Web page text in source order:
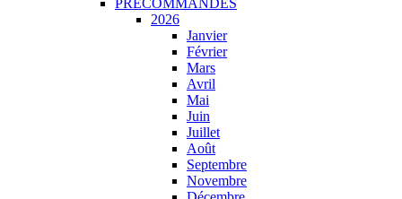
PRECOMMANDES
2026
Janvier
Février
Mars
Avril
Mai
Juin
Juillet
Août
Septembre
Novembre